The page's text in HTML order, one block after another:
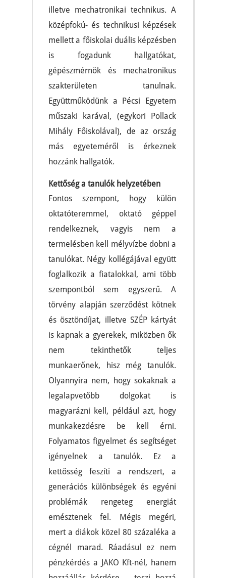
illetve mechatronikai technikus. A
középfokú- és technikusi képzések
mellett a főiskolai duális képzésben
is fogadunk hallgatókat,
gépészmérnök és mechatronikus
szakterületen tanulnak.
Együttműködünk a Pécsi Egyetem
műszaki karával, (egykori Pollack
Mihály Főiskolával), de az ország
más egyeteméről is érkeznek
hozzánk hallgatók.
Kettőség a tanulók helyzetében
Fontos szempont, hogy külön
oktatóteremmel, oktató géppel
rendelkeznek, vagyis nem a
termelésben kell mélyvízbe dobni a
tanulókat. Négy kollégájával együtt
foglalkozik a fiatalokkal, ami több
szempontból sem egyszerű. A
törvény alapján szerződést kötnek
és ösztöndíjat, illetve SZÉP kártyát
is kapnak a gyerekek, miközben ők
nem tekinthetők teljes
munkaerőnek, hisz még tanulók.
Olyannyira nem, hogy sokaknak a
legalapvetőbb dolgokat is
magyarázni kell, például azt, hogy
munkakezdésre be kell érni.
Folyamatos figyelmet és segítséget
igényelnek a tanulók. Ez a
kettősség feszíti a rendszert, a
generációs különbségek és egyéni
problémák rengeteg energiát
emésztenek fel. Mégis megéri,
mert a diákok közel 80 százaléka a
cégnél marad. Ráadásul ez nem
pénzkérdés a JAKO Kft-nél, hanem